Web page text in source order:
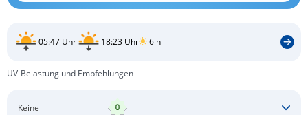
05:47 Uhr 18:23 Uhr 6 h
UV-Belastung und Empfehlungen
Keine